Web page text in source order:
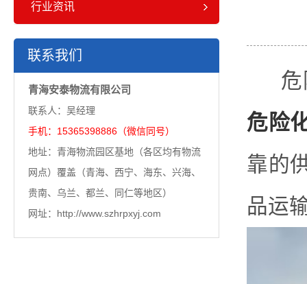
行业资讯
联系我们
青海安泰物流有限公司
联系人：吴经理
手机：15365398886（微信同号）
地址：青海物流园区基地（各区均有物流
网点）覆盖（青海、西宁、海东、兴海、
贵南、乌兰、都兰、同仁等地区）
网址：http://www.szhrpxyj.com
危险
靠的
品运